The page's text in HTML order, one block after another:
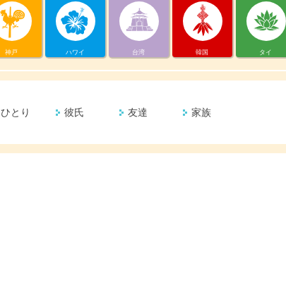
神戸 ハワイ 台湾 韓国 タイ
ひとり 彼氏 友達 家族